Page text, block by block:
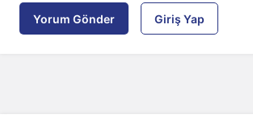
Yorum Gönder Giriş Yap